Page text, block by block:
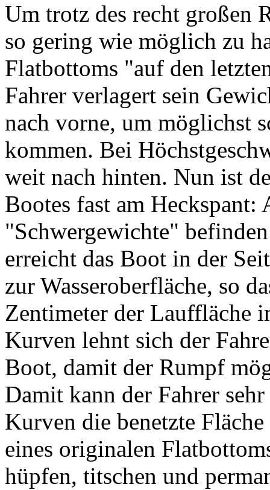
Um trotz des recht großen
so gering wie möglich zu
Flatbottoms "auf den
Fahrer verlagert sein
nach vorne, um möglichst
kommen. Bei
weit nach hinten. Nun ist
Bootes fast am Heckspant:
"Schwergewichte"
erreicht das Boot in der
zur Wasseroberfläche, so
Zentimeter der Lauffläche
Kurven lehnt sich der
Boot, damit der Rumpf
Damit kann der Fahrer
Kurven die benetzte
eines originalen
hüpfen, titschen und